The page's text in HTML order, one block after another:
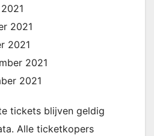
2021
2021
2021
2021
tickets blijven geldig
Alle ticketkopers